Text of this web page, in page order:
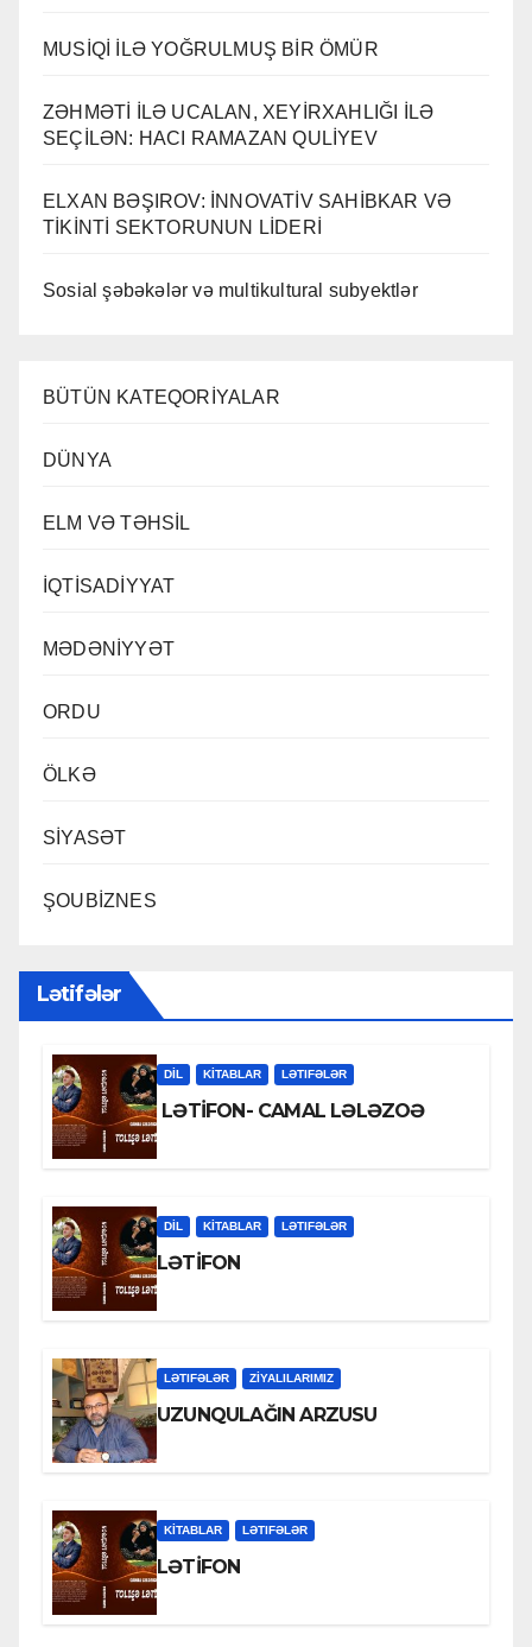
MUSİQİ İLƏ YOĞRULMUŞ BİR ÖMÜR
ZƏHMƏTİ İLƏ UCALAN, XEYİRXAHLIĞI İLƏ
SEÇİLƏN: HACI RAMAZAN QULİYEV
ELXAN BƏŞIROV: İNNOVATİV SAHİBKAR VƏ
TİKİNTİ SEKTORUNUN LİDERİ
Sosial şəbəkələr və multikultural subyektlər
BÜTÜN KATEQORİYALAR
DÜNYA
ELM VƏ TƏHSİL
İQTİSADİYYAT
MƏDƏNİYYƏT
ORDU
ÖLKƏ
SİYASƏT
ŞOUBİZNES
Lətifələr
DİL KİTABLAR LƏTIFƏLƏR
LƏTİFON- CAMAL LƏLƏZOƏ
DİL KİTABLAR LƏTIFƏLƏR
LƏTİFON
LƏTIFƏLƏR ZİYALILARIMIZ
UZUNQULAĞIN ARZUSU
KİTABLAR LƏTIFƏLƏR
LƏTİFON